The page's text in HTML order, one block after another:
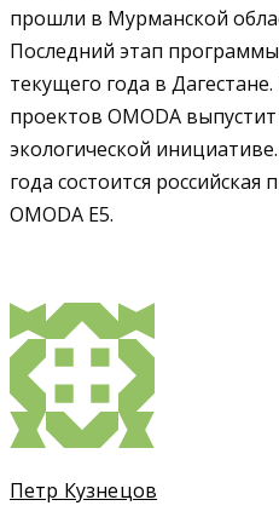
прошли в Мурманской
Последний этап программы
текущего года в
проектов OMODA
экологической
года состоится
OMODA E5.
Петр Кузнецов